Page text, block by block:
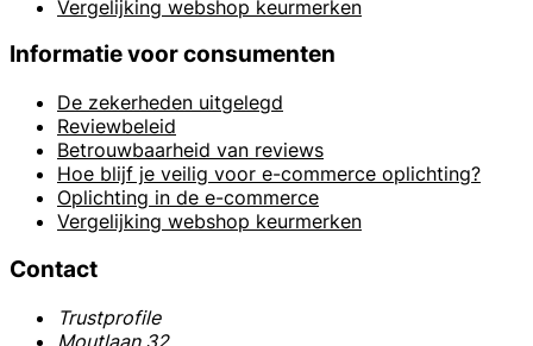
Vergelijking webshop keurmerken
Informatie voor consumenten
De zekerheden uitgelegd
Reviewbeleid
Betrouwbaarheid van reviews
Hoe blijf je veilig voor e-commerce oplichting?
Oplichting in de e-commerce
Vergelijking webshop keurmerken
Contact
Trustprofile
Moutlaan 32